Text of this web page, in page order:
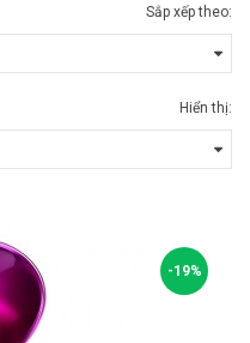
Sắp xếp theo:
Hiển thị:
-19%